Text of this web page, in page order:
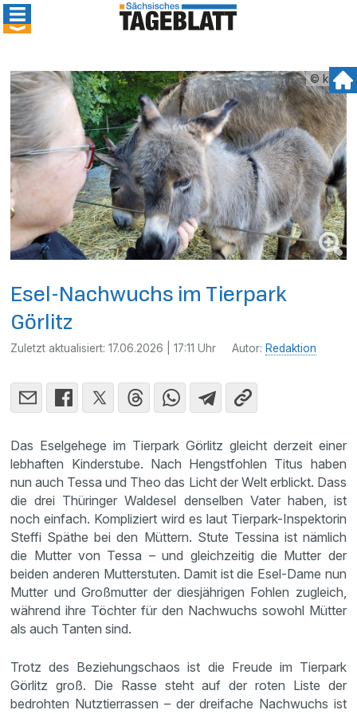
© kmk
Esel-Nachwuchs im Tierpark
Görlitz
Zuletzt aktualisiert:17.06.2026 | 17:11 Uhr Autor: Redaktion
Das Eselgehege im Tierpark Görlitz gleicht derzeit einer
lebhaften Kinderstube. Nach Hengstfohlen Titus haben
nun auch Tessa und Theo das Licht der Welt erblickt. Dass
die drei Thüringer Waldesel denselben Vater haben, ist
noch einfach. Kompliziert wird es laut Tierpark-Inspektorin
Steffi Späthe bei den Müttern. Stute Tessina ist nämlich
die Mutter von Tessa – und gleichzeitig die Mutter der
beiden anderen Mutterstuten. Damit ist die Esel-Dame nun
Mutter und Großmutter der diesjährigen Fohlen zugleich,
während ihre Töchter für den Nachwuchs sowohl Mütter
als auch Tanten sind.
Trotz des Beziehungschaos ist die Freude im Tierpark
Görlitz groß. Die Rasse steht auf der roten Liste der
bedrohten Nutztierrassen – der dreifache Nachwuchs ist